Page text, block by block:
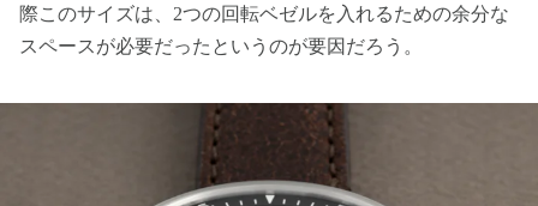
際このサイズは、2つの回転ベゼルを入れるための余分な
スペースが必要だったというのが要因だろう。